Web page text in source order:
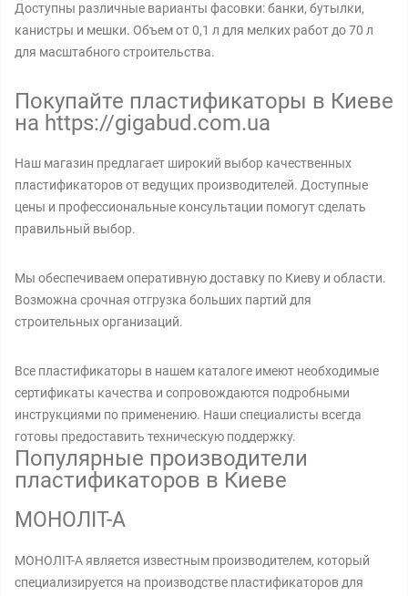
Доступны различные варианты фасовки: банки, бутылки,
канистры и мешки. Объем от 0,1 л для мелких работ до 70 л
для масштабного строительства.
Покупайте пластификаторы в Киеве
на https://gigabud.com.ua
Наш магазин предлагает широкий выбор качественных
пластификаторов от ведущих производителей. Доступные
цены и профессиональные консультации помогут сделать
правильный выбор.
Мы обеспечиваем оперативную доставку по Киеву и области.
Возможна срочная отгрузка больших партий для
строительных организаций.
Все пластификаторы в нашем каталоге имеют необходимые
сертификаты качества и сопровождаются подробными
инструкциями по применению. Наши специалисты всегда
готовы предоставить техническую поддержку.
Популярные производители
пластификаторов в Киеве
МОНОЛІТ-А
МОНОЛІТ-А является известным производителем, который
специализируется на производстве пластификаторов для